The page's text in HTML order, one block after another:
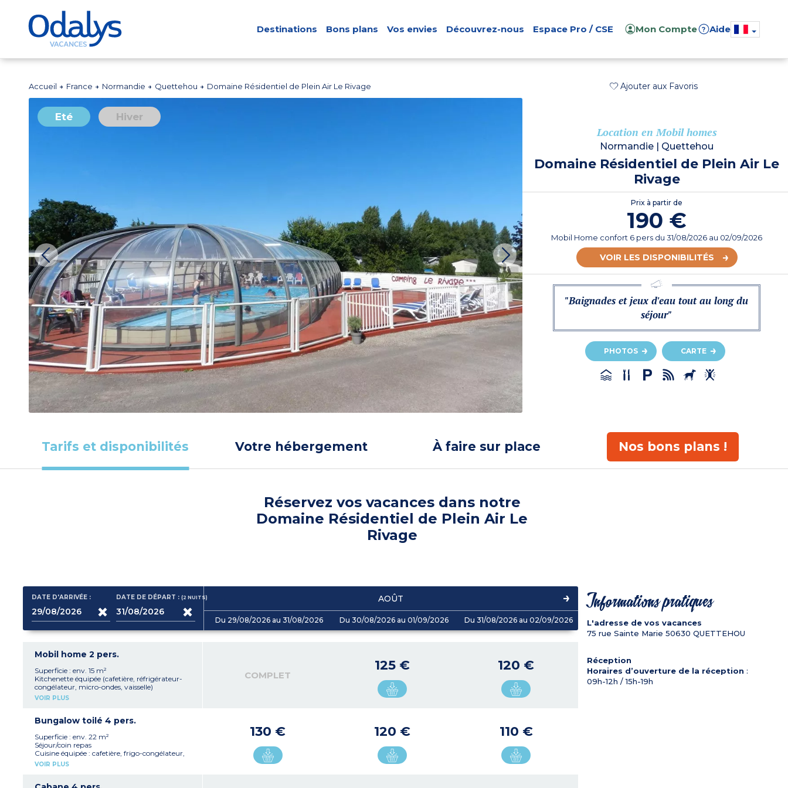
Destinations Bons plans Vos envies Découvrez-nous Espace Pro / CSE Mon Compte ? Aide
Accueil France Normandie Quettehou Domaine Résidentiel de Plein Air Le Rivage Ajouter aux Favoris
Eté Hiver
Location en Mobil homes
Normandie Quettehou
Domaine Résidentiel de Plein Air Le
Rivage
Prix à partir de
190 €
Mobil Home confort 6 pers du 31/08/2026 au 02/09/2026
VOIR LES DISPONIBILITÉS
"Baignades et jeux d'eau tout au long du
séjour"
PHOTOS CARTE
Tarifs et disponibilités Votre hébergement À faire sur place Nos bons plans !
Réservez vos vacances dans notre
Domaine Résidentiel de Plein Air Le
Rivage
DATE D'ARRIVÉE : DATE DE DÉPART :(2NUITS) AOÛT
Du 29/08/2026 au 31/08/2026 Du 30/08/2026 au 01/09/2026 Du 31/08/2026 au 02/09/2026
Mobil home 2 pers.
Superficie : env. 15 m²
Kitchenette équipée (cafetière, réfrigérateur-
congélateur, micro-ondes, vaisselle)
1 chambre avec 1 lit double (140 x 190cm)
Télévision
VOIR PLUS
COMPLET
125 € 120 €
Bungalow toilé 4 pers.
Superficie : env. 22 m²
Séjour/coin repas
Cuisine équipée : cafetière, frigo-congélateur,
micro onde, vaisselle
Mobilier de jardin
VOIR PLUS
130 € 120 € 110 €
Informations pratiques
L'adresse de vos vacances
75 rue Sainte Marie 50630 QUETTEHOU
Réception
Horaires d’ouverture de la réception :
09h-12h / 15h-19h